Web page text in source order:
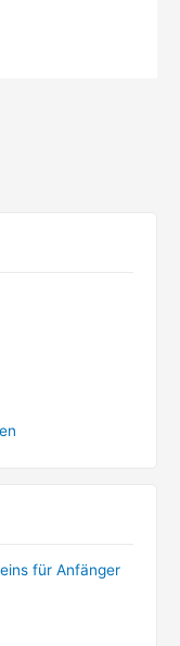
für Anfänger